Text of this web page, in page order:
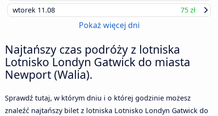
wtorek 11.08 75 zł
Pokaż więcej dni
Najtańszy czas podróży z lotniska
Lotnisko Londyn Gatwick do miasta
Newport (Walia).
Sprawdź tutaj, w którym dniu i o której godzinie możesz
znaleźć najtańszy bilet z lotniska Lotnisko Londyn Gatwick do